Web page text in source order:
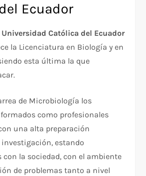
Ecuador
Católica del Ecuador
la Licenciatura en Biología y en
esta última la que
de Microbiología los
como profesionales
una alta preparación
investigación, estando
la sociedad, con el ambiente
de problemas tanto a nivel